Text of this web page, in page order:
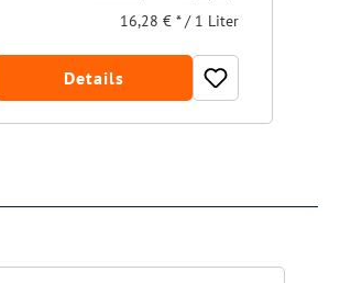
16,28 € * / 1 Liter
Details